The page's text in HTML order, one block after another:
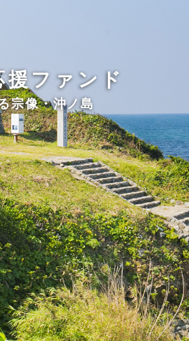
援ファンド
宗像・沖ノ島